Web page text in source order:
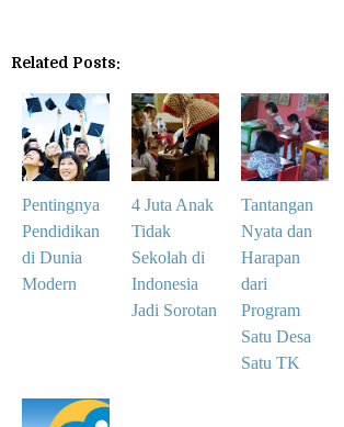
Related Posts:
Pentingnya
Pendidikan
di Dunia
Modern
4 Juta Anak
Tidak
Sekolah di
Indonesia
Jadi Sorotan
Tantangan
Nyata dan
Harapan
dari
Program
Satu Desa
Satu TK